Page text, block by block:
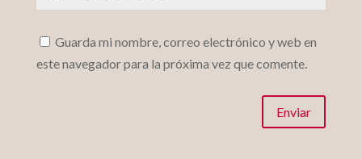
Guarda mi nombre, correo electrónico y web en
este navegador para la próxima vez que comente.
Enviar